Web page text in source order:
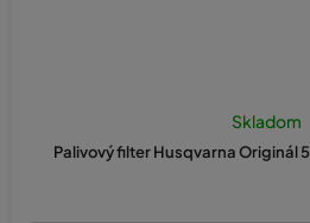
Palivový filter Husqvarna Originál
Skladom